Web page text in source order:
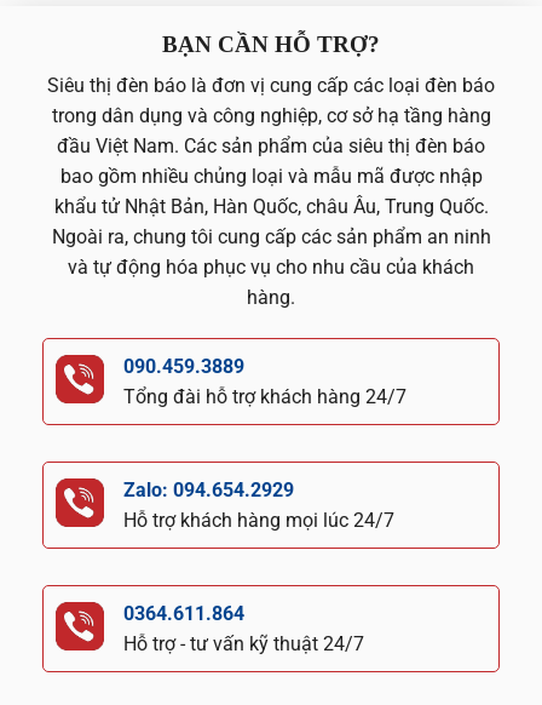
BẠN CẦN HỖ TRỢ?
Siêu thị đèn báo là đơn vị cung cấp các loại đèn báo
trong dân dụng và công nghiệp, cơ sở hạ tầng hàng
đầu Việt Nam. Các sản phẩm của siêu thị đèn báo
bao gồm nhiều chủng loại và mẫu mã được nhập
khẩu tử Nhật Bản, Hàn Quốc, châu Âu, Trung Quốc.
Ngoài ra, chung tôi cung cấp các sản phẩm an ninh
và tự động hóa phục vụ cho nhu cầu của khách
hàng.
090.459.3889
Tổng đài hỗ trợ khách hàng 24/7
Zalo: 094.654.2929
Hỗ trợ khách hàng mọi lúc 24/7
0364.611.864
Hỗ trợ - tư vấn kỹ thuật 24/7